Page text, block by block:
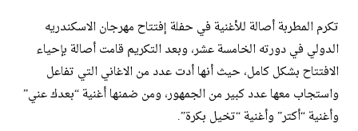
تكرم المطربة أصالة للأغنية في حفلة إفتتاح مهرجان الاسكندريه
الدولي في دورته الخامسة عشر، وبعد التكريم قامت أصالة بإحياء
الافتتاح بشكل كامل، حيث أنها أدت عدد من الاغاني التي تفاعل
واستجاب معها عدد كبير من الجمهور، ومن ضمنها أغنية “بعدك عني”
وأغنية “أكتر” وأغنية “تخيل بكرة”.